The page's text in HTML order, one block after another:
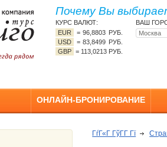
Почему Вы
КУРС ВАЛЮТ:
EUR
=96,8803 РУБ.
USD
=83,8499 РУБ.
GBP = 113,0213 РУБ.
ВАШ
ОНЛАЙН-БРОНИРОВАНИЕ
ГѓГ«Г ГўГ­Г Гї